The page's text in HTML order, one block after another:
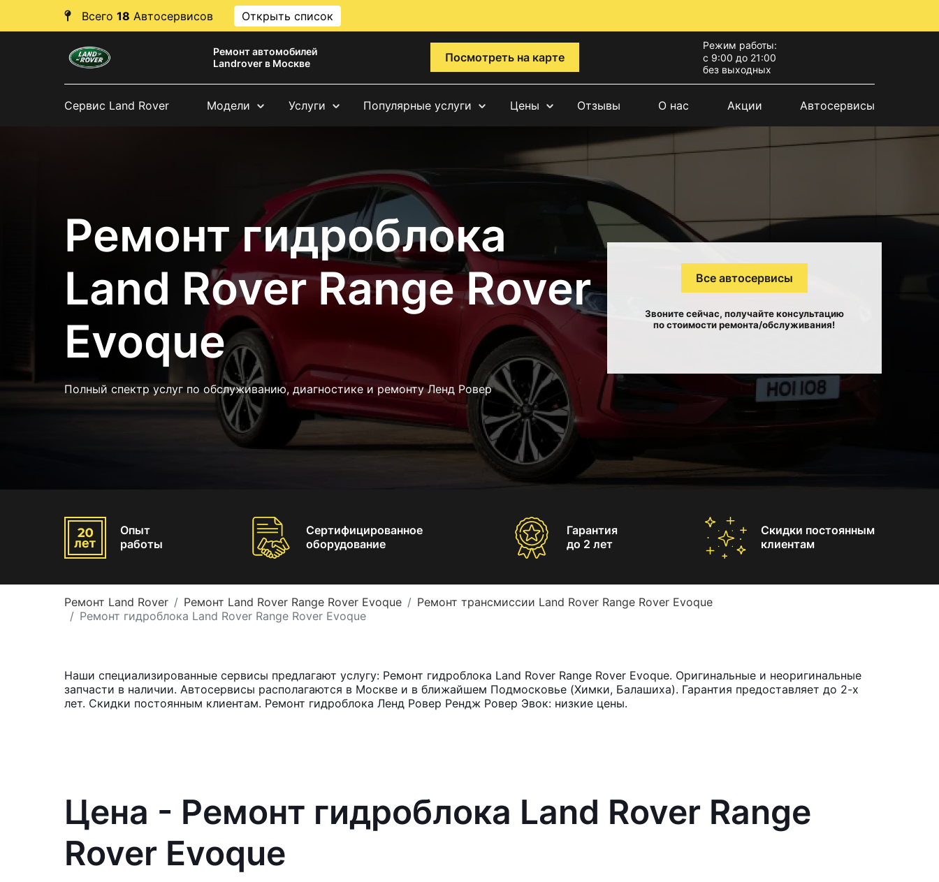
Всего 18 Автосервисов Открыть список
Ремонт автомобилей
Landrover в Москве
Посмотреть на карте
Режим работы:
с 9:00 до 21:00
без выходных
Сервис Land Rover Модели Услуги Популярные услуги Цены Отзывы О нас Акции Автосервисы
Ремонт гидроблока
Land Rover Range Rover
Evoque
Полный спектр услуг по обслуживанию, диагностике и ремонту Ленд Ровер
Все автосервисы
Звоните сейчас, получайте консультацию
по стоимости ремонта/обслуживания!
Опыт
работы
Сертифицированное
оборудование
Гарантия
до 2 лет
Скидки постоянным
клиентам
Ремонт Land Rover Ремонт Land Rover Range Rover Evoque
Ремонт трансмиссии Land Rover Range Rover Evoque
Ремонт гидроблока Land Rover Range Rover Evoque
Наши специализированные сервисы предлагают услугу: Ремонт гидроблока Land Rover Range Rover Evoque. Оригинальные и неоригинальные
запчасти в наличии. Автосервисы располагаются в Москве и в ближайшем Подмосковье (Химки, Балашиха). Гарантия предоставляет до 2-х
лет. Скидки постоянным клиентам. Ремонт гидроблока Ленд Ровер Рендж Ровер Эвок: низкие цены.
Цена - Ремонт гидроблока Land Rover Range
Rover Evoque